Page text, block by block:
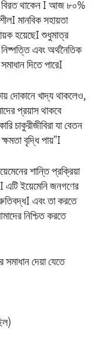
বিরত থাকেন I আজ ৮০%
মানবিক সহায়তা
হয়েছেI শুধুমাত্র
এবং অর্থনৈতিক
দিতে পারেI
দোকানে খাদ্য থাকলেও,
প্রয়াস থাকবে
চাকুরীজীবিরা যা বেতন
বৃদ্ধি পায়"I
শান্তি প্রক্রিয়া
এটি ইয়েমেনি জনগণের
এবং তা করতে
নিশ্চিত করতে
দেয়া যেতে